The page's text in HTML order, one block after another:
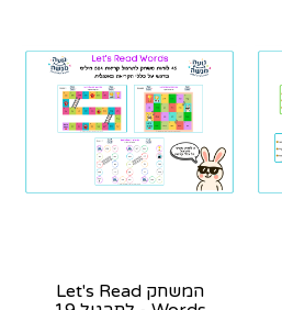
המשחק Let's Read